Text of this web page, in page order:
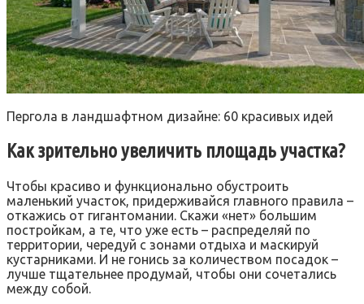
Пергола в ландшафтном дизайне: 60 красивых идей
Как зрительно увеличить площадь участка?
Чтобы красиво и функционально обустроить
маленький участок, придерживайся главного правила –
откажись от гигантомании. Скажи «нет» большим
постройкам, а те, что уже есть – распределяй по
территории, чередуй с зонами отдыха и маскируй
кустарниками. И не гонись за количеством посадок –
лучше тщательнее продумай, чтобы они сочетались
между собой.